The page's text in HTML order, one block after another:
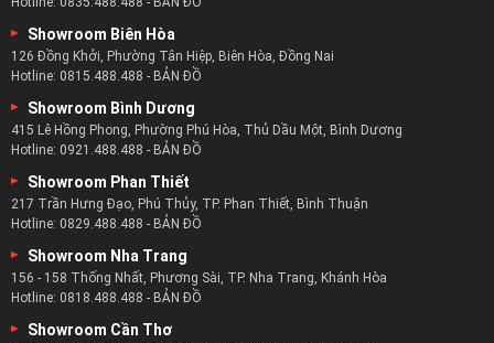
36 Nguyễn Thị Nhung, KĐT Vạn Phúc, Thủ Đức, TP.HCM
Hotline:0837.488.488-BẢN ĐỒ
615 Kinh Dương Vương, Phường An Lạc, Bình Tân, TP.HCM
Hotline:0835.488.488-BẢN ĐỒ
126 Đồng Khởi, Phường Tân Hiệp, Biên Hòa, Đồng Nai
Hotline:0815.488.488-BẢN ĐỒ
415 Lê Hồng Phong, Phường Phú Hòa, Thủ Dầu Một, Bình Dương
Hotline:0921.488.488-BẢN ĐỒ
217 Trần Hưng Đạo, Phú Thủy, TP. Phan Thiết, Bình Thuận